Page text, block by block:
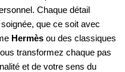
Chaque détail
que ce soit avec
Hermès ou des classiques
transformez chaque pas
et de votre sens du